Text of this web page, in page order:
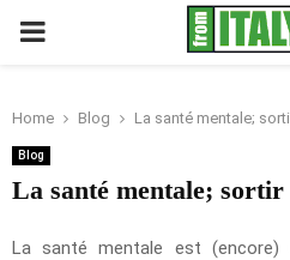
PRIMARY
Home Blog La santé mentale;
Blog
La santé mentale; sortir
La santé mentale est